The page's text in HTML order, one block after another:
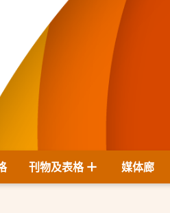
刊物及表格 媒体廊